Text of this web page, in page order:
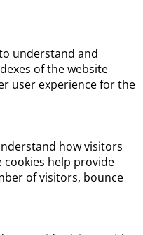
understand and
of the website
user experience for the
how visitors
cookies help provide
of visitors, bounce